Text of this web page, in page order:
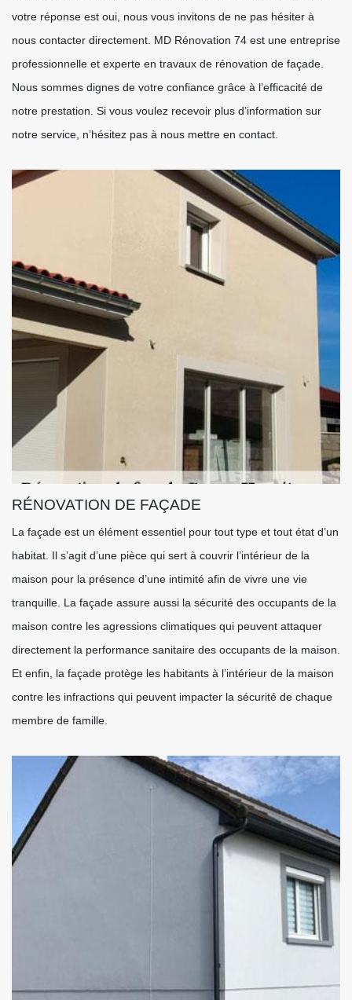
votre réponse est oui, nous vous invitons de ne pas hésiter à
nous contacter directement. MD Rénovation 74 est une entreprise
professionnelle et experte en travaux de rénovation de façade.
Nous sommes dignes de votre confiance grâce à l’efficacité de
notre prestation. Si vous voulez recevoir plus d’information sur
notre service, n’hésitez pas à nous mettre en contact.
RÉNOVATION DE FAÇADE
La façade est un élément essentiel pour tout type et tout état d’un
habitat. Il s’agit d’une pièce qui sert à couvrir l’intérieur de la
maison pour la présence d’une intimité afin de vivre une vie
tranquille. La façade assure aussi la sécurité des occupants de la
maison contre les agressions climatiques qui peuvent attaquer
directement la performance sanitaire des occupants de la maison.
Et enfin, la façade protège les habitants à l’intérieur de la maison
contre les infractions qui peuvent impacter la sécurité de chaque
membre de famille.